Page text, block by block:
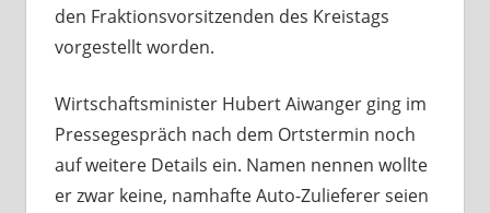
den Fraktionsvorsitzenden des Kreistags
vorgestellt worden.
Wirtschaftsminister Hubert Aiwanger ging im
Pressegespräch nach dem Ortstermin noch
auf weitere Details ein. Namen nennen wollte
er zwar keine, namhafte Auto-Zulieferer seien